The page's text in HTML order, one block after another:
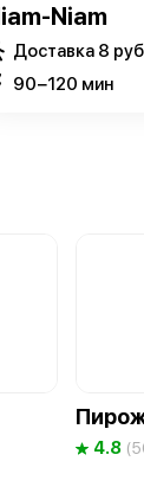
Niam
Доставка 8
90−120 мин
4.8